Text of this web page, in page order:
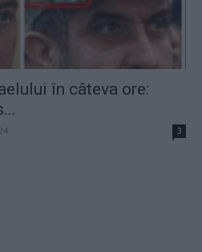
în câteva ore:
3